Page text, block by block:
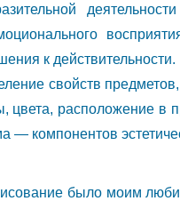
к действительности.
свойств
цвета, расположение в
— компонентов
было моим